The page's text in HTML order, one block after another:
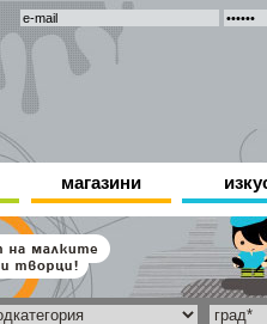
магазини